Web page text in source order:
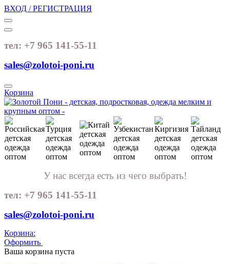
ВХОД / РЕГИСТРАЦИЯ
тел: +7 965 141-55-11
sales@zolotoi-poni.ru
Корзина
У нас всегда есть из чего выбрать!
тел: +7 965 141-55-11
sales@zolotoi-poni.ru
Корзина:
Оформить
Ваша корзина пуста